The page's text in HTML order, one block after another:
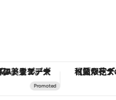
ギフトまで。大人のための「ReFa GINZA」クルーズ 【夏限定ディナーコース】旬を